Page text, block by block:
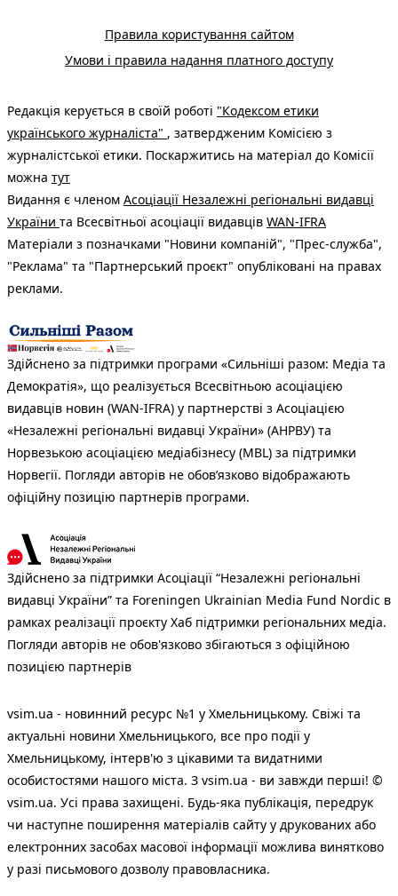
Правила користування сайтом
Умови і правила надання платного доступу
Редакція керується в своїй роботі "Кодексом етики
українського журналіста" , затвердженим Комісією з
журналістської етики. Поскаржитись на матеріал до Комісії
можна тут
Видання є членом Асоціації Незалежні регіональні видавці
України та Всесвітньої асоціації видавців WAN-IFRA
Матеріали з позначками "Новини компаній", "Прес-служба",
"Реклама" та "Партнерський проєкт" опубліковані на правах
реклами.
Здійснено за підтримки програми «Сильніші разом: Медіа та
Демократія», що реалізується Всесвітньою асоціацією
видавців новин (WAN-IFRA) у партнерстві з Асоціацією
«Незалежні регіональні видавці України» (АНРВУ) та
Норвезькою асоціацією медіабізнесу (MBL) за підтримки
Норвегії. Погляди авторів не обов’язково відображають
офіційну позицію партнерів програми.
Здійснено за підтримки Асоціації “Незалежні регіональні
видавці України” та Foreningen Ukrainian Media Fund Nordic в
рамках реалізації проєкту Хаб підтримки регіональних медіа.
Погляди авторів не обов'язково збігаються з офіційною
позицією партнерів
vsim.ua - новинний ресурс №1 у Хмельницькому. Свіжі та
актуальні новини Хмельницького, все про події у
Хмельницькому, інтерв'ю з цікавими та видатними
особистостями нашого міста. З vsim.ua - ви завжди перші! ©
vsim.ua. Усі права захищені. Будь-яка публiкацiя, передрук
чи наступне поширення матеріалів сайту у друкованих або
електронних засобах масової інформації можлива винятково
у разі письмового дозволу правовласника.